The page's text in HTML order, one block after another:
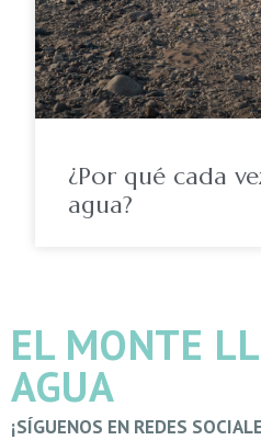
¿Por qué cada
agua?
EL MONTE
AGUA
¡SÍGUENOS EN REDES